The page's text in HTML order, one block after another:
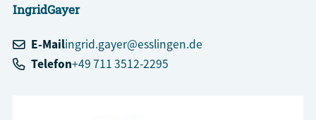
IngridGayer
E-Mailingrid.gayer@esslingen.de
Telefon+49 711 3512-2295